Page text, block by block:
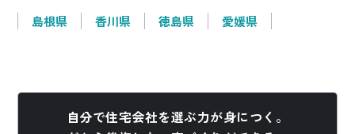
島根県
香川県 徳島県 愛媛県
自分で住宅会社を選ぶ力が身につく。